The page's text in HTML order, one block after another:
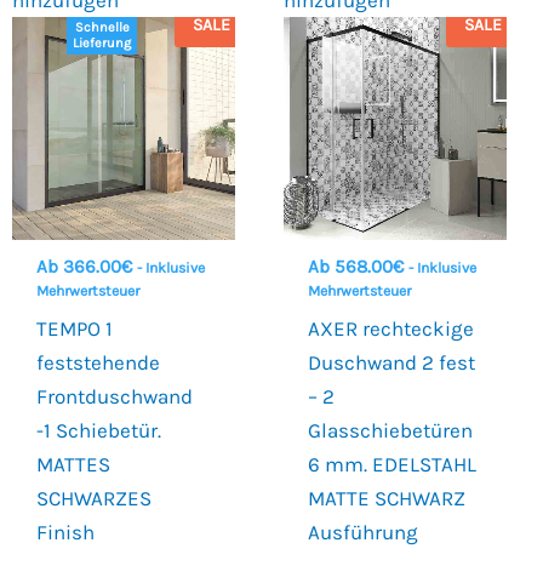
Schnelle
Lieferung
SALE
Ab 366.00€ - Inklusive
Mehrwertsteuer
TEMPO 1
feststehende
Frontduschwand
-1 Schiebetür.
MATTES
SCHWARZES
Finish
SALE
Ab 568.00€ - Inklusive
Mehrwertsteuer
AXER rechteckige
Duschwand 2 fest
– 2
Glasschiebetüren
6 mm. EDELSTAHL
MATTE SCHWARZ
Ausführung